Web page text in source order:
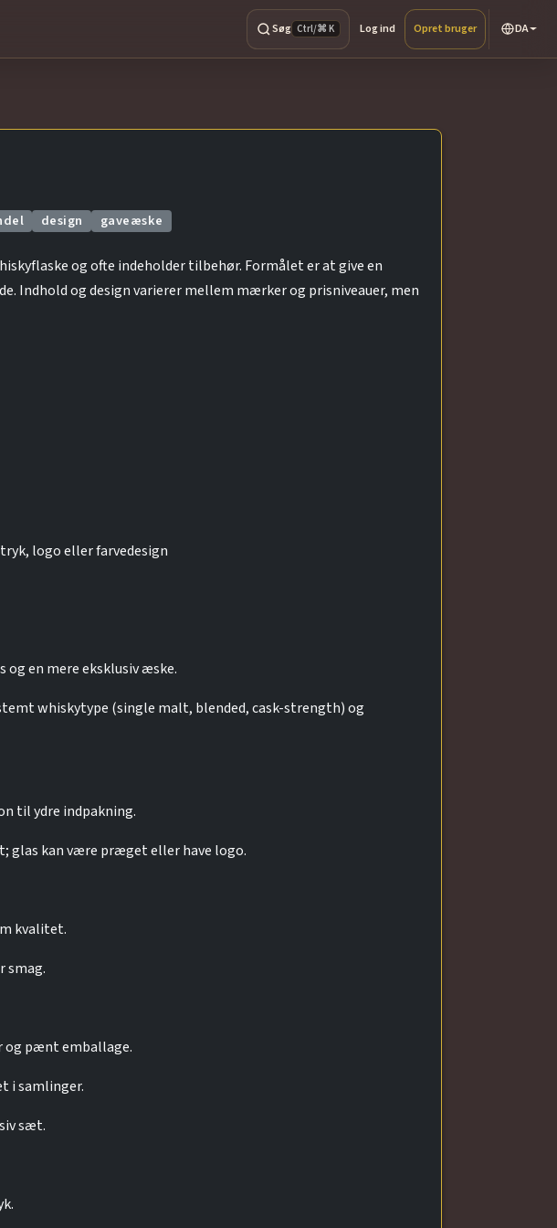
Søg Ctrl/⌘ K Log ind Opret bruger DA
design gaveæske
og ofte indeholder tilbehør. Formålet er at give en
Indhold og design varierer mellem mærker og prisniveauer, men
logo eller farvedesign
en mere eksklusiv æske.
whiskytype (single malt, blended, cask-strength) og
til ydre indpakning.
glas kan være præget eller have logo.
kvalitet.
smag.
og pænt emballage.
i samlinger.
sæt.